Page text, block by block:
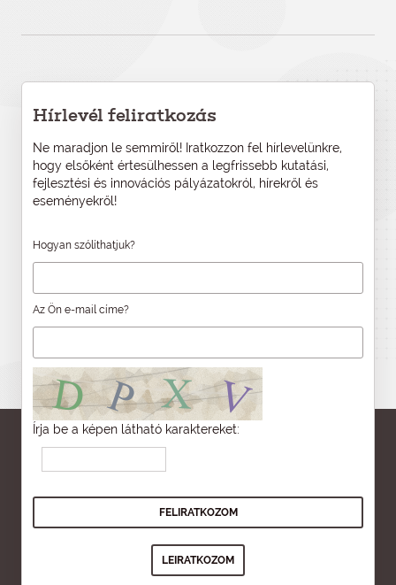
Hírlevél feliratkozás
Ne maradjon le semmiről! Iratkozzon fel hírlevelünkre,
hogy elsőként értesülhessen a legfrissebb kutatási,
fejlesztési és innovációs pályázatokról, hírekről és
eseményekről!
Hogyan szólíthatjuk?
Az Ön e-mail címe?
Írja be a képen látható karaktereket: